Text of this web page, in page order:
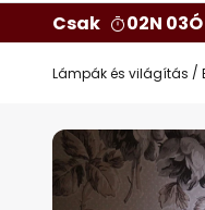
Csak
02N
Lámpák és világítás
Ugrás
a
képgaléria